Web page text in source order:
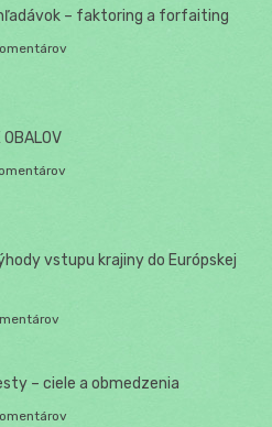
– faktoring a forfaiting
OBALOV
vstupu krajiny do Európskej
– ciele a obmedzenia